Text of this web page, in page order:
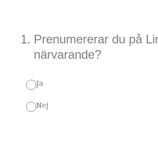
1. Prenumererar du på
närvarande?
Ja
Nej